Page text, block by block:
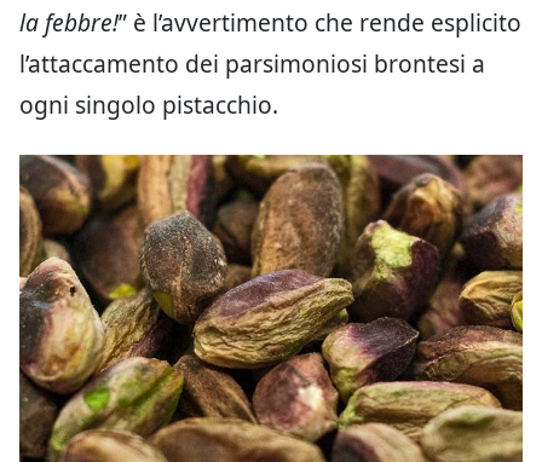
la febbre!” è l’avvertimento che rende esplicito
l’attaccamento dei parsimoniosi brontesi a
ogni singolo pistacchio.